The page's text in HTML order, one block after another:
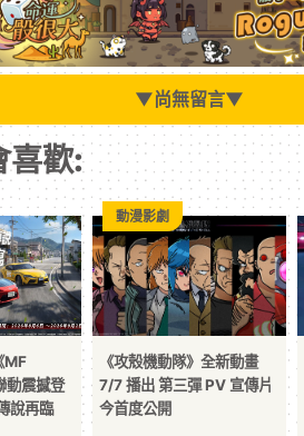
▼尚無留言▼
喜歡:
MF
震撼登
說再臨
《攻殼機動隊》全新動畫
7/7 播出 第三彈 PV 宣傳片
今首度公開
動漫影劇